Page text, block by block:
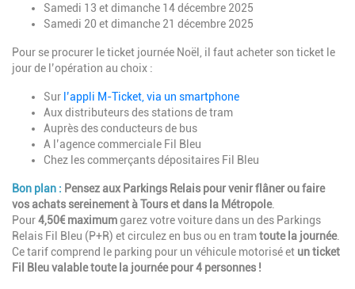
Samedi 13 et dimanche 14 décembre 2025
Samedi 20 et dimanche 21 décembre 2025
Pour se procurer le ticket journée Noël, il faut acheter son ticket le
jour de l’opération au choix :
Sur l’appli M-Ticket, via un smartphone
Auxdistributeurs des stations de tram
Auprès des conducteurs de bus
A l’agence commerciale Fil Bleu
Chez les commerçants dépositaires Fil Bleu
Bon plan : Pensezaux Parkings Relais pour venir flâner ou faire
vos achats sereinement à Tours et dans la Métropole.
Pour4,50€maximumgarez votre voiture dans un des Parkings
Relais Fil Bleu (P+R) et circulez en bus ou en tramtoute la journée.
Ce tarif comprend le parking pour un véhicule motorisé et un ticket
Fil Bleu valable toute la journée pour 4 personnes !